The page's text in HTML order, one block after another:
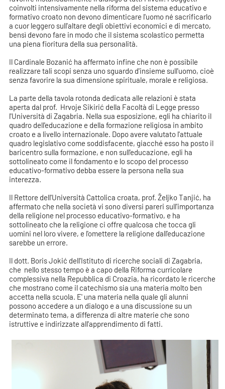
coinvolti intensivamente nella riforma del sistema educativo e
formativo croato non devono dimenticare l'uomo né sacrificarlo
a cuor leggero sull'altare degli obiettivi economici e di mercato,
bensì devono fare in modo che il sistema scolastico permetta
una piena fioritura della sua personalità.
Il Cardinale Bozanić ha affermato infine che non è possibile
realizzare tali scopi senza uno sguardo d'insieme sull'uomo, cioè
senza favorire la sua dimensione spirituale, morale e religiosa.
La parte della tavola rotonda dedicata alle relazioni è stata
aperta dal prof. Hrvoje Sikirić della Facoltà di Legge presso
l'Università di Zagabria. Nella sua esposizione, egli ha chiarito il
quadro dell'educazione e della formazione religiosa in ambito
croato e a livello internazionale. Dopo avere valutato l'attuale
quadro legislativo come soddisfacente, giacché esso ha posto il
baricentro sulla formazione, e non sull'educazione, egli ha
sottolineato come il fondamento e lo scopo del processo
educativo-formativo debba essere la persona nella sua
interezza.
Il Rettore dell'Università Cattolica croata, prof. Željko Tanjić, ha
affermato che nella società vi sono diversi pareri sull'importanza
della religione nel processo educativo-formativo, e ha
sottolineato che la religione ci offre qualcosa che tocca gli
uomini nel loro vivere, e l'omettere la religione dall'educazione
sarebbe un errore.
Il dott. Boris Jokić dell'Istituto di ricerche sociali di Zagabria,
che nello stesso tempo è a capo della Riforma curricolare
complessiva nella Repubblica di Croazia, ha ricordato le ricerche
che mostrano come il catechismo sia una materia molto ben
accetta nella scuola. E' una materia nella quale gli alunni
possono accedere a un dialogo e a una discussione su un
determinato tema, a differenza di altre materie che sono
istruttive e indirizzate all'apprendimento di fatti.